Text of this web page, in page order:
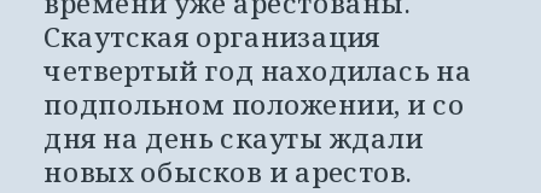
Скаутская организация
четвертый год находилась на
подпольном положении, и со
дня на день скауты ждали
новых обысков и арестов.